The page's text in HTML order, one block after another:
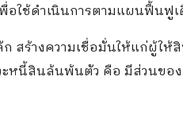
อใช้ดำเนินการตามแผนฟื้นฟู
สร้างความเชื่อมั่นให้แก่ผู้ให้
ะหนี้สินล้นพ้นตัว คือ มีส่วนขอ